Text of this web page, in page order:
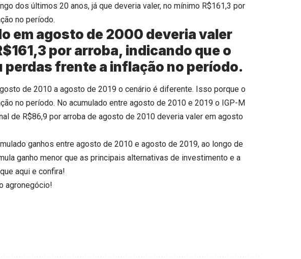
dos últimos 20 anos, já que deveria valer, no mínimo R$161,3 por
no período.
em agosto de 2000 deveria valer
por arroba, indicando que o
frente a inflação no período.
de 2010 a agosto de 2019 o cenário é diferente. Isso porque o
no período. No acumulado entre agosto de 2010 e 2019 o IGP-M
de R$86,9 por arroba de agosto de 2010 deveria valer em agosto
ganhos entre agosto de 2010 e agosto de 2019, ao longo de
ganho menor que as principais alternativas de investimento e a
aqui e confira!
agronegócio!